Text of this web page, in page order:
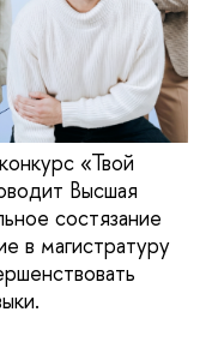
«Твой
Высшая
состязание
в магистратуру